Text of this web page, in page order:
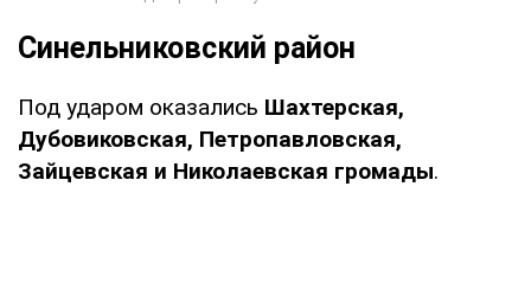
Синельниковский район
Под ударом оказались Шахтерская,
Дубовиковская, Петропавловская,
Зайцевская и Николаевская громады.